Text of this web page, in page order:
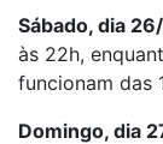
Sábado, dia
às 22h,
funcionam das
Domingo, dia